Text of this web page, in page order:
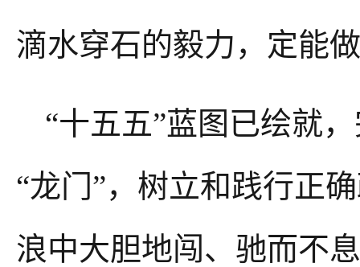
滴水穿石的毅力，定能
“十五五”蓝图已绘就
“龙门”，树立和践行正
浪中大胆地闯、驰而不